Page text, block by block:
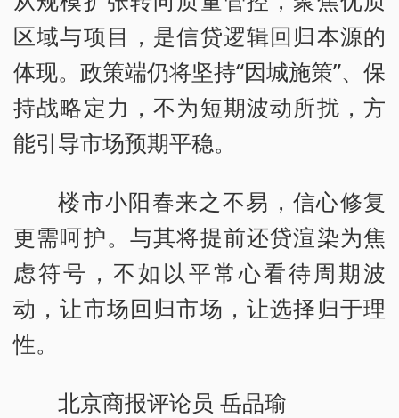
区域与项目，是信贷逻辑回归本源的
体现。政策端仍将坚持“因城施策”、保
持战略定力，不为短期波动所扰，方
能引导市场预期平稳。
楼市小阳春来之不易，信心修复
更需呵护。与其将提前还贷渲染为焦
虑符号，不如以平常心看待周期波
动，让市场回归市场，让选择归于理
性。
北京商报评论员 岳品瑜